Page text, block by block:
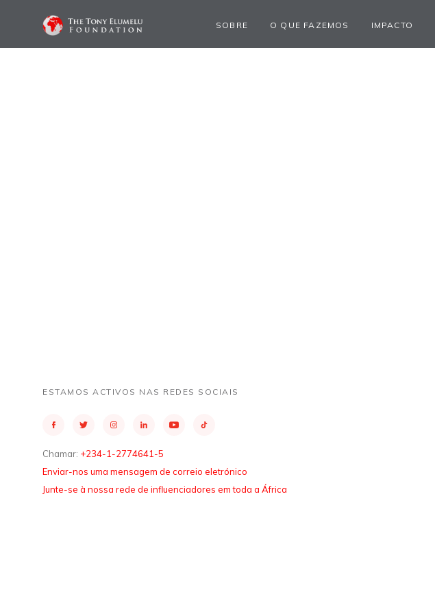
SOBRE O QUE FAZEMOS IMPACTO
ESTAMOS ACTIVOS NAS REDES SOCIAIS
Chamar: +234-1-2774641-5
Enviar-nos uma mensagem de correio eletrónico
Junte-se à nossa rede de influenciadores em toda a África